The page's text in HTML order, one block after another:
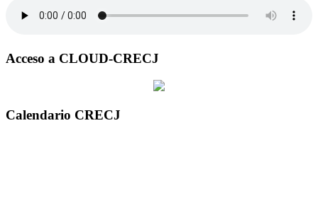
Acceso a CLOUD-CRECJ
Calendario CRECJ